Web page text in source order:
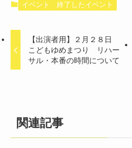
イベント 終了したイベント
【出演者用】２月２８日
こどもゆめまつり リハー
サル・本番の時間について
関連記事